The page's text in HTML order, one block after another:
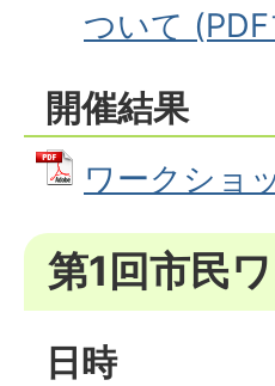
ついて
開催結果
ワークショ
第1回市民
日時